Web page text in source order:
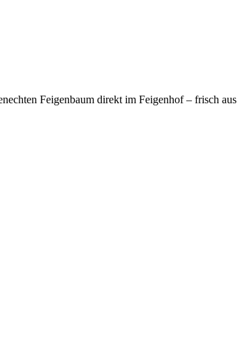
Feigenbaum direkt im Feigenhof – frisch aus